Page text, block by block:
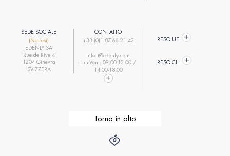
SEDE SOCIALE
(No resi)
EDENLY SA
Rue de Rive 4
1204 Ginevra
SVIZZERA
CONTATTO
+33 (0)1 87 66 21 42
info-it@edenly.com
Lun-Ven : 09:00-13:00 /
14:00-18:00
RESO UE
RESO CH
Torna in alto